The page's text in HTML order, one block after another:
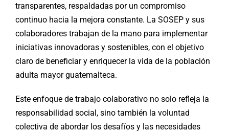
transparentes, respaldadas por un compromiso
continuo hacia la mejora constante. La SOSEP y sus
colaboradores trabajan de la mano para implementar
iniciativas innovadoras y sostenibles, con el objetivo
claro de beneficiar y enriquecer la vida de la población
adulta mayor guatemalteca.
Este enfoque de trabajo colaborativo no solo refleja la
responsabilidad social, sino también la voluntad
colectiva de abordar los desafíos y las necesidades